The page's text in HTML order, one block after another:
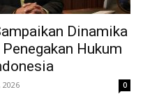
Dinamika
Hukum
2026 0